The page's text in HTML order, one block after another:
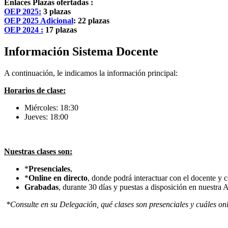
Enlaces Plazas ofertadas :
OEP 2025: 3 plazas
OEP 2025 Adicional: 22 plazas
OEP 2024 : 17 plazas
Información Sistema Docente
A continuación, le indicamos la información principal:
Horarios de clase:
Miércoles: 18:30
Jueves: 18:00
Nuestras clases son:
*Presenciales,
*Online en directo, donde podrá interactuar con el docente y
Grabadas, durante 30 días y puestas a disposición en nuestra
*Consulte en su Delegación, qué clases son presenciales y cuáles